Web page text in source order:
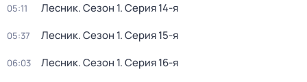
05:11 Лесник. Сезон 1. Серия 14-я
05:37 Лесник. Сезон 1. Серия 15-я
06:03 Лесник. Сезон 1. Серия 16-я